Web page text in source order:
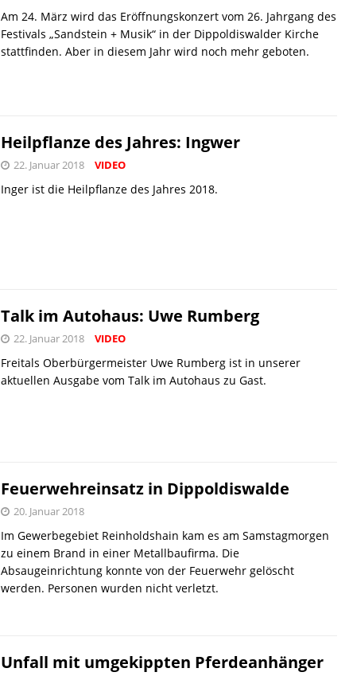
Am 24. März wird das Eröffnungskonzert vom 26. Jahrgang des
Festivals „Sandstein + Musik“ in der Dippoldiswalder Kirche
stattfinden. Aber in diesem Jahr wird noch mehr geboten.
Heilpflanze des Jahres: Ingwer
22. Januar 2018 VIDEO
Inger ist die Heilpflanze des Jahres 2018.
Talk im Autohaus: Uwe Rumberg
22. Januar 2018 VIDEO
Freitals Oberbürgermeister Uwe Rumberg ist in unserer
aktuellen Ausgabe vom Talk im Autohaus zu Gast.
Feuerwehreinsatz in Dippoldiswalde
20. Januar 2018
Im Gewerbegebiet Reinholdshain kam es am Samstagmorgen
zu einem Brand in einer Metallbaufirma. Die
Absaugeinrichtung konnte von der Feuerwehr gelöscht
werden. Personen wurden nicht verletzt.
Unfall mit umgekippten Pferdeanhänger